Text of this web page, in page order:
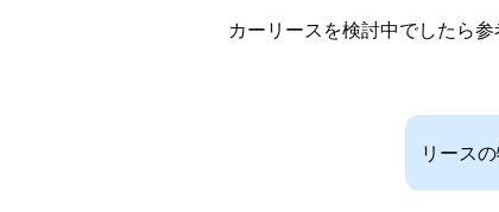
カーリースを検討中でしたら
リース